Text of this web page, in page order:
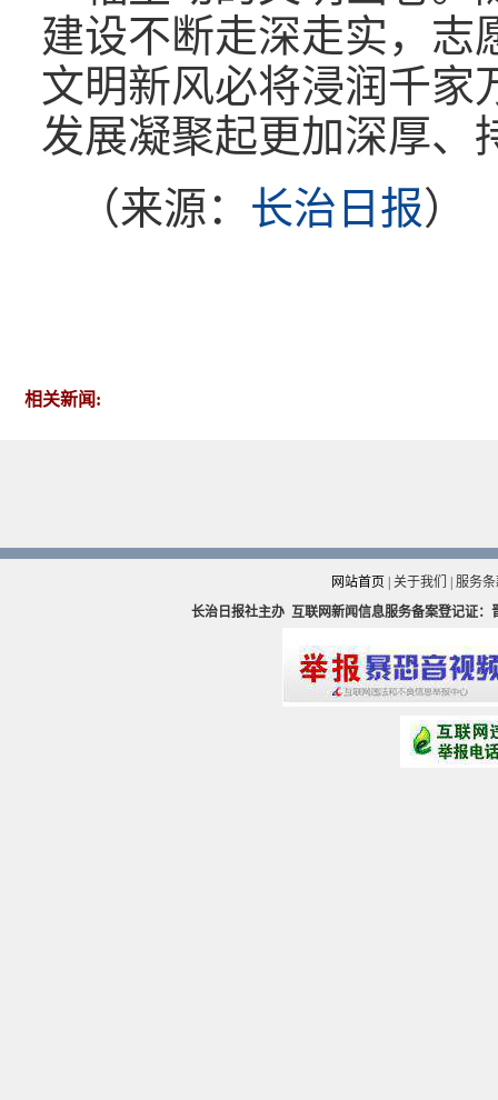
建设不断走深走实，志
文明新风必将浸润千家
发展凝聚起更加深厚、
（来源： 长治日报）
相关新闻:
网站首页 关于我们
服务
长治日报社主办 互联网新闻信息服务备案登记证：